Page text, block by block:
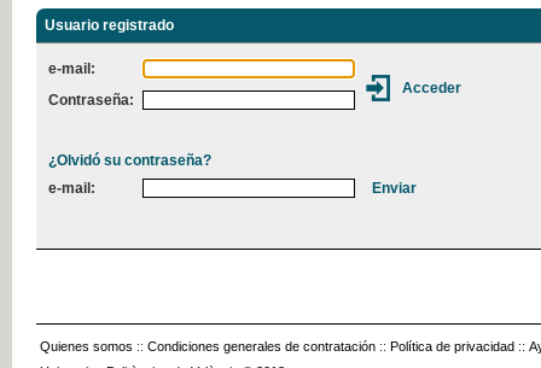
Usuario registrado
e-mail:
Contraseña:
¿Olvidó su contraseña?
e-mail:
Quienes somos :: Condiciones generales de contratación :: Política de privacidad ::